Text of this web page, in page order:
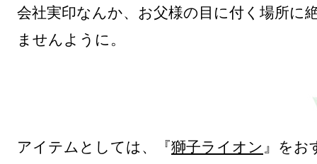
会社実印なんか、お父様の目に付く場所に
ませんように。
アイテムとしては、『獅子ライオン 』をお